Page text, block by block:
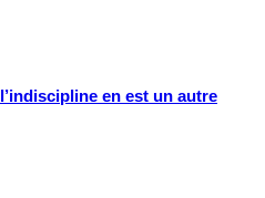
en est un autre